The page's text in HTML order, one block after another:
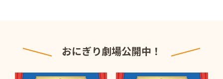
おにぎり劇場公開中！